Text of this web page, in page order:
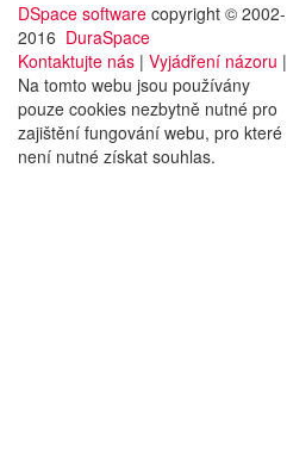
DSpace software copyright © 2002-
2016 DuraSpace
Kontaktujte nás | Vyjádření názoru |
Na tomto webu jsou používány
pouze cookies nezbytně nutné pro
zajištění fungování webu, pro které
není nutné získat souhlas.